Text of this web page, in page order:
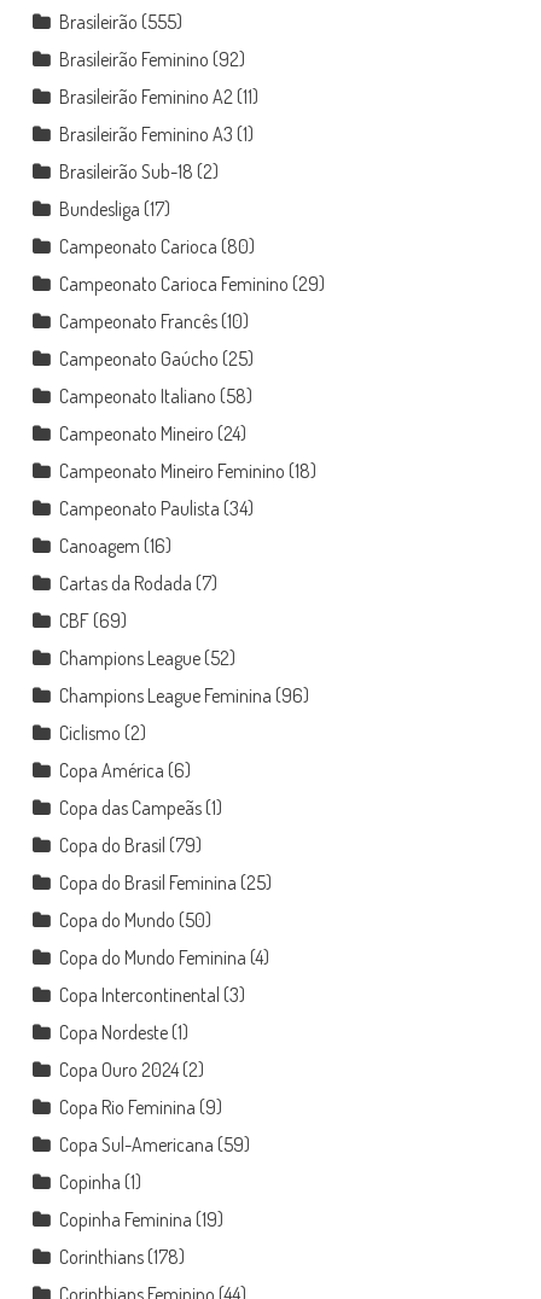
Brasileirão (555)
Brasileirão Feminino (92)
Brasileirão Feminino A2(11)
Brasileirão Feminino A3 (1)
Brasileirão Sub-18 (2)
Bundesliga (17)
Campeonato Carioca (80)
Campeonato Carioca Feminino (29)
Campeonato Francês(10)
Campeonato Gaúcho (25)
Campeonato Italiano (58)
Campeonato Mineiro (24)
Campeonato Mineiro Feminino (18)
Campeonato Paulista (34)
Canoagem (16)
Cartas da Rodada (7)
CBF(69)
Champions League(52)
Champions League Feminina (96)
Ciclismo (2)
Copa América (6)
Copa das Campeãs(1)
Copa do Brasil (79)
Copa do Brasil Feminina (25)
Copa do Mundo (50)
Copa do Mundo Feminina (4)
Copa Intercontinental (3)
Copa Nordeste(1)
Copa Ouro 2024(2)
Copa Rio Feminina (9)
Copa Sul-Americana (59)
Copinha (1)
Copinha Feminina (19)
Corinthians(178)
Corinthians Feminino (44)